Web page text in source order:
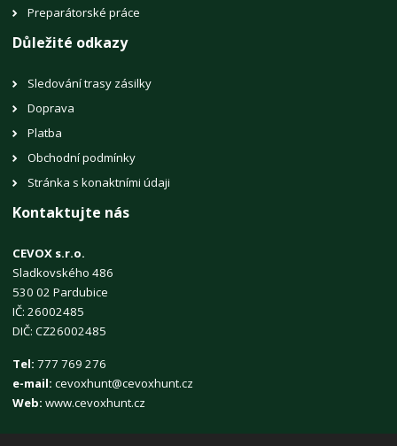
Preparátorské práce
Důležité odkazy
Sledování trasy zásilky
Doprava
Platba
Obchodní podmínky
Stránka s konaktními údaji
Kontaktujte nás
CEVOX s.r.o.
Sladkovského 486
530 02 Pardubice
IČ: 26002485
DIČ: CZ26002485
Tel:777 769 276
e-mail: cevoxhunt@cevoxhunt.cz
Web: www.cevoxhunt.cz